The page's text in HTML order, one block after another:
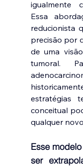
igualmente
Essa
reducionista
precisão por
de uma
tumoral.
estratégias
conceitual
qualquer
Esse
ser